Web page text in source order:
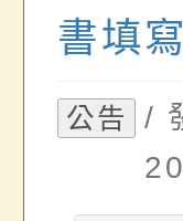
請，
祝活
位協
關（
名
員退
算器
亦可
書填
公告
/